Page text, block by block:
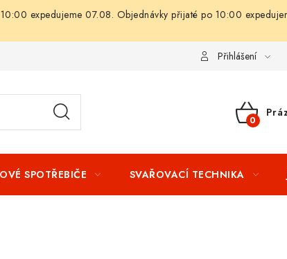
expedujeme 07.08. Objednávky přijaté po 10:00
Splátkový prodej
Přihlášení
SPOTŘEBIČE SVAŘOVACÍ TECHNIKA